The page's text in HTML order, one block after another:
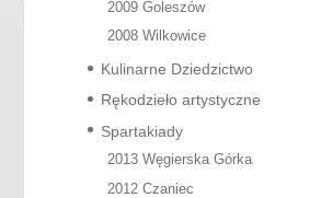
2009 Goleszów
2008 Wilkowice
Kulinarne Dziedzictwo
Rękodzieło artystyczne
Spartakiady
2013 Węgierska Górka
2012 Czaniec